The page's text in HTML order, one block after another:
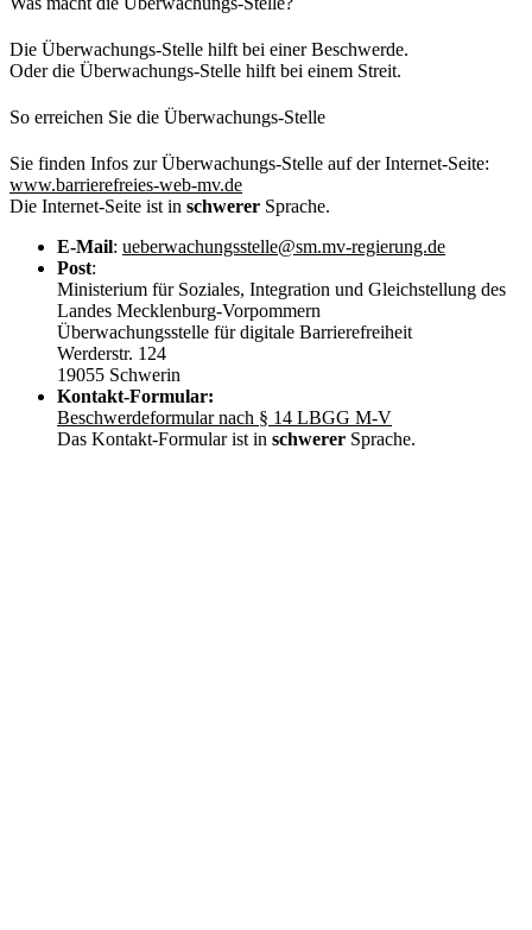
Die Überwachungs-Stelle hilft bei einer Beschwerde.
Oder die Überwachungs-Stelle hilft bei einem Streit.
So erreichen Sie die Überwachungs-Stelle
Sie finden Infos zur Überwachungs-Stelle auf der Internet-Seite:
www.barrierefreies-web-mv.de
Die Internet-Seite ist in schwerer Sprache.
E-Mail: ueberwachungsstelle@sm.mv-regierung.de
Post:
Ministerium für Soziales, Integration und Gleichstellung des
Landes Mecklenburg-Vorpommern
Überwachungsstelle für digitale Barrierefreiheit
Werderstr. 124
19055 Schwerin
Kontakt-Formular:
Beschwerdeformular nach § 14 LBGG M-V
Das Kontakt-Formular ist in schwerer Sprache.